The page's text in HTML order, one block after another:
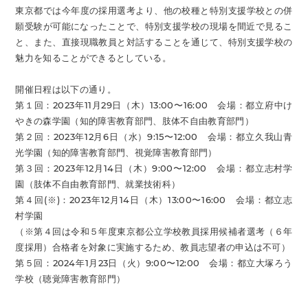
東京都では今年度の採用選考より、他の校種と特別支援学校との併
願受験が可能になったことで、特別支援学校の現場を間近で見るこ
と、また、直接現職教員と対話することを通じて、特別支援学校の
魅力を知ることができるとしている。
開催日程は以下の通り。
第１回：2023年11月29日（木）13:00〜16:00 会場：都立府中け
やきの森学園（知的障害教育部門、肢体不自由教育部門）
第２回：2023年12月6日（水）9:15〜12:00 会場：都立久我山青
光学園（知的障害教育部門、視覚障害教育部門）
第３回：2023年12月14日（木）9:00〜12:00 会場：都立志村学
園（肢体不自由教育部門、就業技術科）
第４回(※)：2023年12月14日（木）13:00〜16:00 会場：都立志
村学園
（※第４回は令和５年度東京都公立学校教員採用候補者選考（６年
度採用）合格者を対象に実施するため、教員志望者の申込は不可）
第５回：2024年1月23日（火）9:00〜12:00 会場：都立大塚ろう
学校（聴覚障害教育部門）